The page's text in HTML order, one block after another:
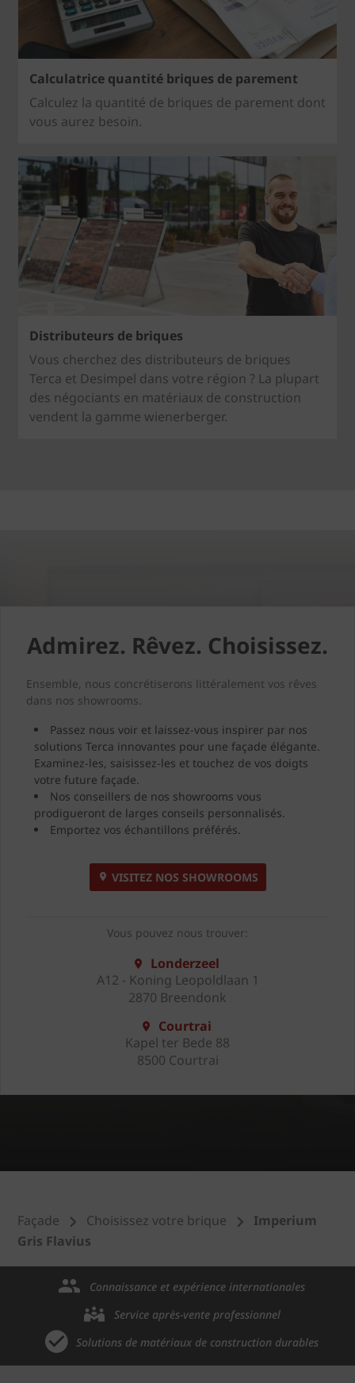
Calculatrice quantité briques de parement
Calculez la quantité de briques de parement dont
vous aurez besoin.
Distributeurs de briques
Vous cherchez des distributeurs de briques
Terca et Desimpel dans votre région ? La plupart
des négociants en matériaux de construction
vendent la gamme wienerberger.
Admirez. Rêvez. Choisissez.
Ensemble, nous concrétiserons littéralement vos rêves
dans nos showrooms.
Passez nous voir et laissez-vous inspirer par nos
solutions Terca innovantes pour une façade élégante.
Examinez-les, saisissez-les et touchez de vos doigts
votre future façade.
Nos conseillers de nos showrooms vous
prodigueront de larges conseils personnalisés.
Emportez vos échantillons préférés.
VISITEZ NOS SHOWROOMS
Vous pouvez nous trouver:
Londerzeel
A12 - Koning Leopoldlaan 1
2870 Breendonk
Courtrai
Kapel ter Bede 88
8500 Courtrai
Façade Choisissez votre brique
Imperium
Gris Flavius
Connaissance et expérience internationales
Service après-vente professionnel
Solutions de matériaux de construction durables